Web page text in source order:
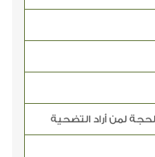
لمن أراد التضحية